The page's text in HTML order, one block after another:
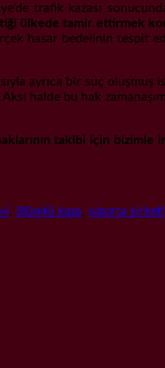
trafik kazası
ülkede tamir ettirmek
hasar bedelinin tespit
ayrıca bir suç oluşmuş
halde bu hak
takibi için
, ölümlü kaza, sigorta sirketi